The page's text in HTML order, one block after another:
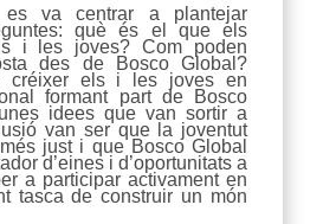
es va centrar a plantejar
què és el que els
i les joves? Com poden
des de Bosco Global?
créixer els i les joves en
formant part de Bosco
idees que van sortir a
van ser que la joventut
just i que Bosco Global
d’eines i d’oportunitats a
a participar activament en
tasca de construir un món